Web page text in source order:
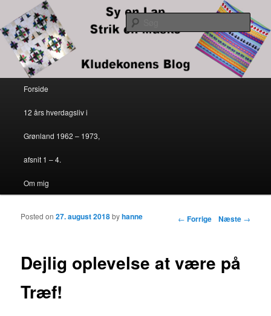
Sy en lap – strik en maske
Kludekonens blog
Søg
Fortsæt til primært indhold
Fortsæt til sekundært indhold
Forside
12 års hverdagsliv i
Grønland 1962 – 1973,
afsnit 1 – 4.
Om mig
Indlægs navigation
← Forrige Næste →
Dejlig oplevelse at være på
Træf!
Posted on27. august 2018byhanne